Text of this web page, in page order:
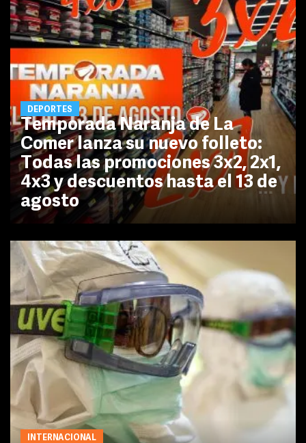
DEPORTES
Temporada Naranja de La
Comer lanza su nuevo folleto:
Todas las promociones 3x2, 2x1,
4x3 y descuentos hasta el 13 de
agosto
INTERNACIONAL